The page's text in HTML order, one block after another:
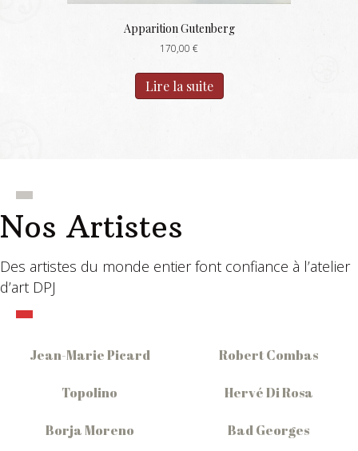
Apparition Gutenberg
170,00 €
Lire la suite
Nos Artistes
Des artistes du monde entier font confiance à l’atelier
d’art DPJ
Jean-Marie Picard Robert Combas
Topolino Hervé Di Rosa
Borja Moreno Bad Georges